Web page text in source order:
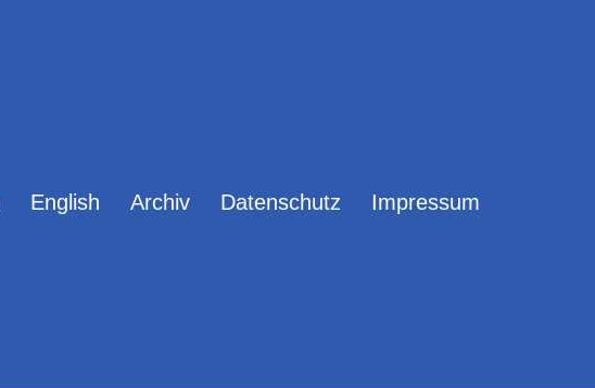
English Archiv Datenschutz Impressum